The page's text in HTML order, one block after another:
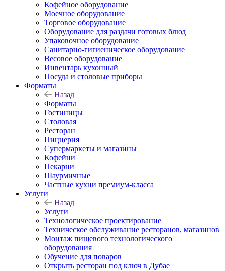
Кофейное оборудование
Моечное оборудование
Торговое оборудование
Оборудование для раздачи готовых блюд
Упаковочное оборудование
Санитарно-гигиеническое оборудование
Весовое оборудование
Инвентарь кухонный
Посуда и столовые приборы
Форматы
Назад
Форматы
Гостиницы
Столовая
Ресторан
Пиццерия
Супермаркеты и магазины
Кофейни
Пекарни
Шаурмичные
Частные кухни премиум-класса
Услуги
Назад
Услуги
Технологическое проектирование
Техническое обслуживание ресторанов, магазинов
Монтаж пищевого технологического
оборудования
Обучение для поваров
Открыть ресторан под ключ в Дубае